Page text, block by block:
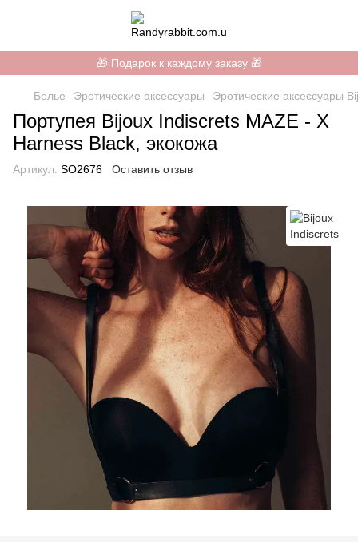
🎁 Подарок к каждому заказу 🎁
Белье Эротические аксессуары Эротические аксессуары
Портупея Bijoux Indiscrets MAZE - X
Harness Black, экокожа
Артикул: SO2676 Оставить отзыв